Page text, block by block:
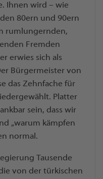
Ihnen wird – wie
80ern und 90ern
rumlungernden,
Fremden
erwies sich als
Bürgermeister von
das Zehnfache für
Platter
sein, dass wir
„warum kämpfen
normal.
Tausende
von der türkischen